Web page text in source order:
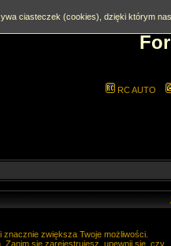
RC AUTO
zwiększa Twoje możliwości.
Zanim się zarejestrujesz, upewnij się, czy
ciasteczek (cookies), dzięki którym